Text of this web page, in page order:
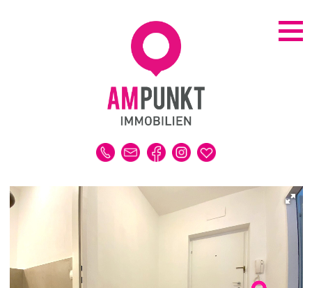
ALLE IMMOBILIEN
GEWERBE
DUBAI-IMMOBILIEN
MERKLISTE
VERKAUFEN | VERMIETEN